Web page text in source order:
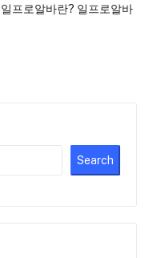
Search
프로알바란? 일프로알바